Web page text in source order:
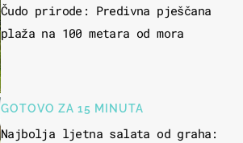
Čudo prirode: Predivna pješčana
plaža na 100 metara od mora
GOTOVO ZA 15 MINUTA
Najbolja ljetna salata od graha: